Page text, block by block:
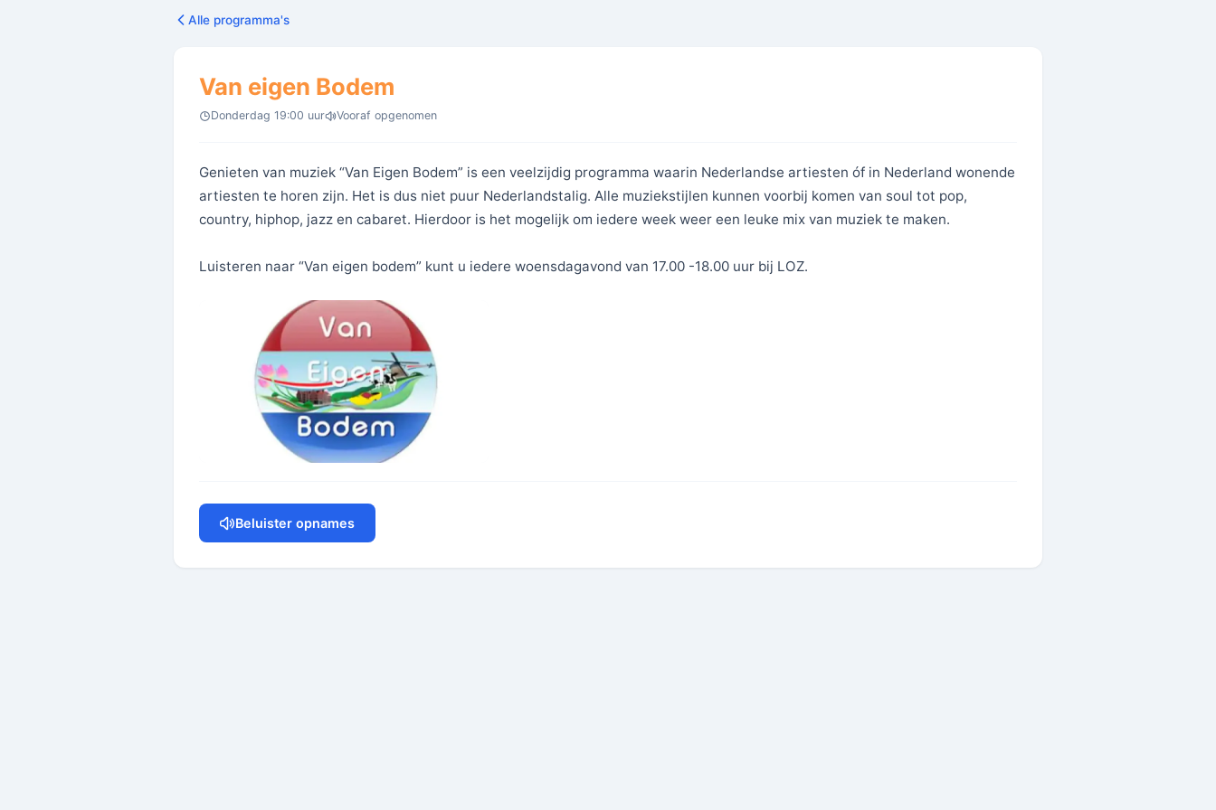
Alle programma's
Van eigen Bodem
Donderdag 19:00 uur Vooraf opgenomen
Genieten van muziek “Van Eigen Bodem” is een veelzijdig programma waarin Nederlandse artiesten óf in Nederland wonende
artiesten te horen zijn. Het is dus niet puur Nederlandstalig. Alle muziekstijlen kunnen voorbij komen van soul tot pop,
country, hiphop, jazz en cabaret. Hierdoor is het mogelijk om iedere week weer een leuke mix van muziek te maken.
Luisteren naar “Van eigen bodem” kunt u iedere woensdagavond van 17.00 -18.00 uur bij LOZ.
Beluister opnames